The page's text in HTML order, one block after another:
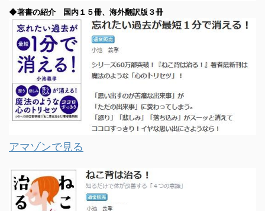
◆著書の紹介 国内１５冊、海外翻訳版３冊
アマゾンで見る